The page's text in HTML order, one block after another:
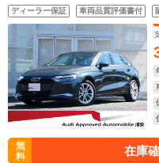
ッケージ バーチャルコッ
ドシステム TVチューナ
証1年
ディーラー保証 車両品質評価書付
無
料
在庫